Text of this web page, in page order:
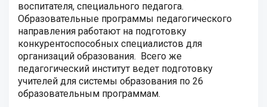
воспитателя, специального педагога.
Образовательные программы педагогического
направления работают на подготовку
конкурентоспособных специалистов для
организаций образования. Всего же
педагогический институт ведет подготовку
учителей для системы образования по 26
образовательным программам.